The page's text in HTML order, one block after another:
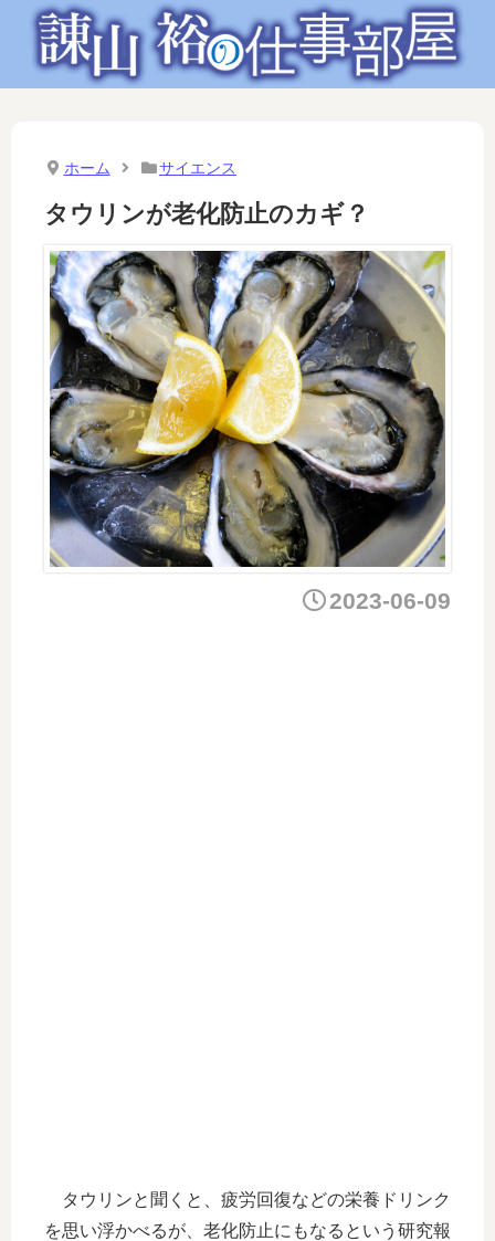
ホーム サイエンス
タウリンが老化防止のカギ？
2023-06-09
タウリンと聞くと、疲労回復などの栄養ドリンク
を思い浮かべるが、老化防止にもなるという研究報